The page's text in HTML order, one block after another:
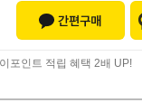
포인트 적립 혜택 2배 UP!